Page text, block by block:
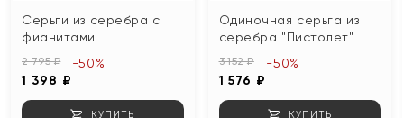
Серьги из серебра с
фианитами
2 795 ₽
1 398 ₽
-50%
КУПИТЬ
Одиночная серьга из
серебра "Пистолет"
3 152 ₽
1 576 ₽
-50%
КУПИТЬ